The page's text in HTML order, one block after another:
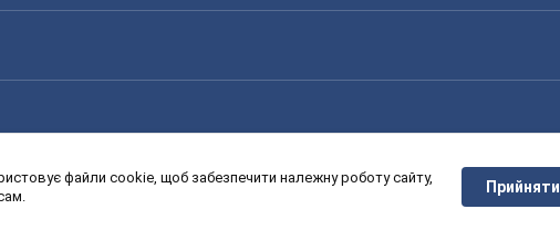
5 клас 6 клас 7 клас 8 клас 9 клас 10 клас 11 клас
файли cookie, щоб забезпечити належну роботу сайту,
Прийняти